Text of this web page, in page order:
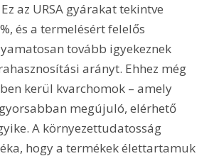
az URSA gyárakat tekintve
és a termelésért felelős
tovább igyekeznek
arányt. Ehhez még
kerül kvarchomok – amely
megújuló, elérhető
A környezettudatosság
hogy a termékek élettartamuk